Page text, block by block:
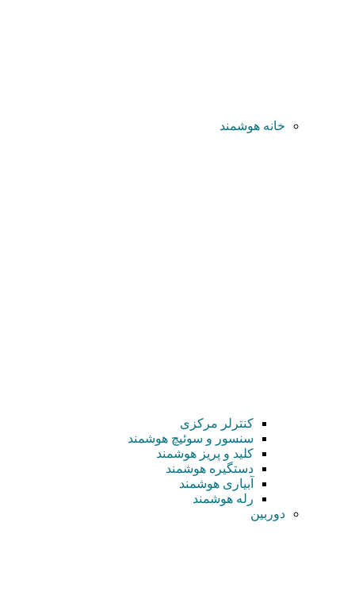
خانه هوشمند
کنترلر مرکزی
سنسور و سوئیچ هوشمند
کلید و پریز هوشمند
دستگیره هوشمند
آبیاری هوشمند
رله هوشمند
دوربین